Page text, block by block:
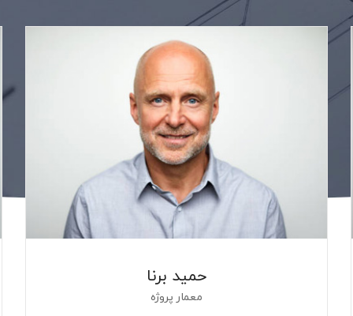
حمید برنا
معمار پروژه